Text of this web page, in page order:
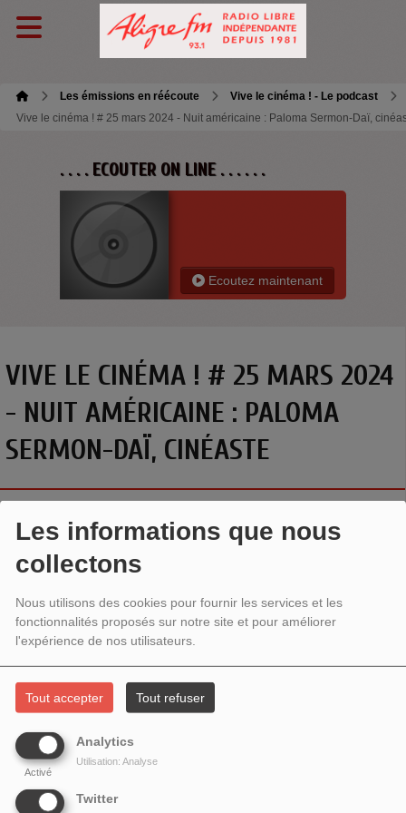
Les informations que nous
collectons
Nous utilisons des cookies pour fournir les services et les
fonctionnalités proposés sur notre site et pour améliorer
l'expérience de nos utilisateurs.
Tout accepter Tout refuser
Analytics
Activé
Utilisation: Analyse
Twitter
Les émissions en réécoute
Vive le cinéma ! - Le podcast
Vive le cinéma ! # 25 mars 2024 - Nuit américaine : Paloma Sermon-Daï,
. . . . ECOUTER ON LINE . . . . . .
Ecoutez maintenant
VIVE LE CINÉMA ! # 25 MARS 2024
- NUIT AMÉRICAINE : PALOMA
SERMON-DAÏ, CINÉASTE
NUIT AMÉRICAINE (VIVE LE CINÉMA !
AvecPaloma Sermon-Daï
film Il pleut dans la maison